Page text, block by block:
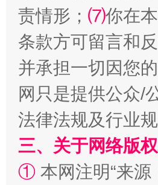
责情形； ⑺你在
条款方可留言和
并承担一切因您
网只是提供公众/
法律法规及行业
三、关于网络版
① 本网注明“来